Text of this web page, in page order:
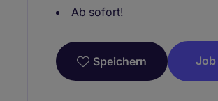
Ab sofort!
Speichern Job